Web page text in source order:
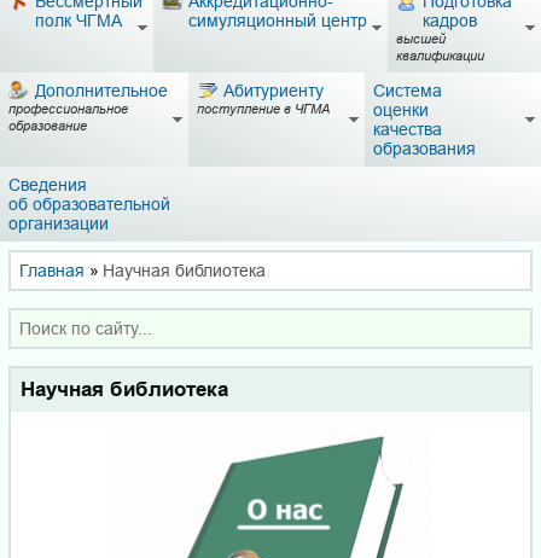
полк ЧГМА
симуляционный центр
кадров
высшей
квалификации
Дополнительное
профессиональное
образование
Абитуриенту
поступление в ЧГМА
Система
оценки
качества
образования
Сведения
об образовательной
организации
Главная » Научная библиотека
Научная библиотека